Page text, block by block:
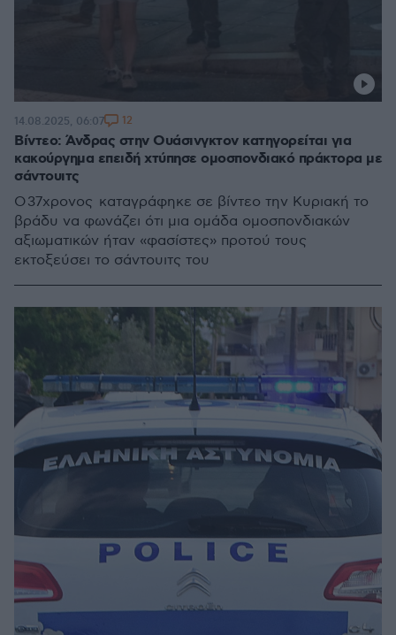
Βίντεο: Άνδρας στην Ουάσινγκτον κατηγορείται για
κακούργημα επειδή χτύπησε ομοσπονδιακό πράκτορα με
σάντουιτς
Ο 37χρονος καταγράφηκε σε βίντεο την Κυριακή το
βράδυ να φωνάζει ότι μια ομάδα ομοσπονδιακών
αξιωματικών ήταν «φασίστες» προτού τους
εκτοξεύσει το σάντουιτς του
14.08.2025, 06:07 12